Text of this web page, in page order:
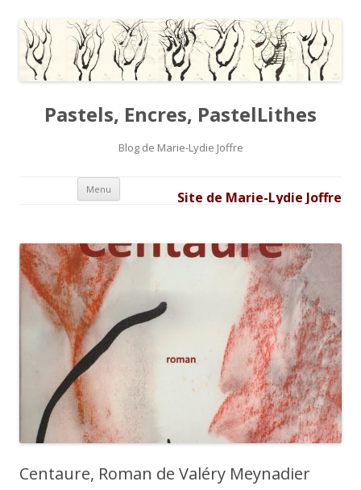
Pastels, Encres, PastelLithes
Blog de Marie-Lydie Joffre
Menu Aller au contenu principal
Site de Marie-Lydie Joffre
Centaure, Roman de Valéry Meynadier